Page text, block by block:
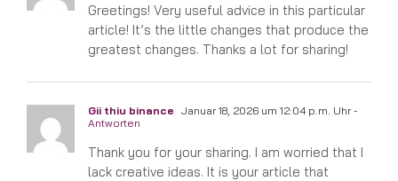
Greetings! Very useful advice in this particular
article! It’s the little changes that produce the
greatest changes. Thanks a lot for sharing!
Gii thiu binance Januar 18, 2026 um 12:04 p.m. Uhr-
Antworten
Thank you for your sharing. I am worried that I
lack creative ideas. It is your article that